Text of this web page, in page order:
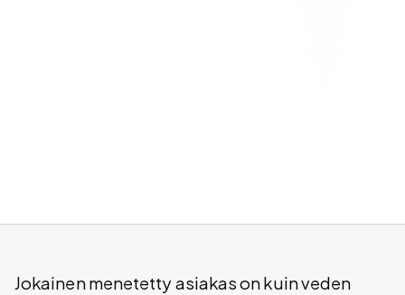
Jokainen menetetty asiakas on kuin veden